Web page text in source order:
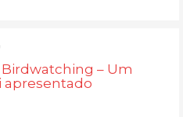
– Um
apresentado